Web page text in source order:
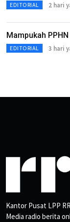
EDITORIAL 2 hari
Mampukah
EDITORIAL 3 hari
Kantor Pusat LPP
Media radio berita